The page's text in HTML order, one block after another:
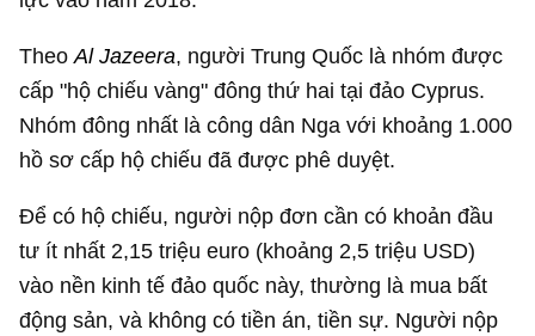
TheoAl Jazeera, người Trung Quốc là nhóm được
cấp "hộ chiếu vàng" đông thứ hai tại đảo Cyprus.
Nhóm đông nhất là công dân Nga với khoảng 1.000
hồ sơ cấp hộ chiếu đã được phê duyệt.
Để có hộ chiếu, người nộp đơn cần có khoản đầu
tư ít nhất 2,15 triệu euro (khoảng 2,5 triệu USD)
vào nền kinh tế đảo quốc này, thường là mua bất
động sản, và không có tiền án, tiền sự. Người nộp